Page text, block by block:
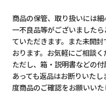
商品の保管、取り扱いには
一不良品等がございました
ていただきます。また未開
おります。お気軽にご相談く
ただし、箱・説明書などの
あっても返品はお断りいた
度商品のご確認をお願いいた